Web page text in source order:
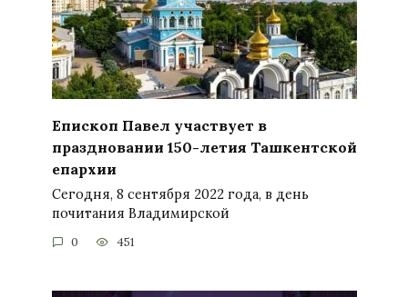
Епископ Павел участвует в
праздновании 150-летия Ташкентской
епархии
Сегодня, 8 сентября 2022 года, в день
почитания Владимирской
0 451